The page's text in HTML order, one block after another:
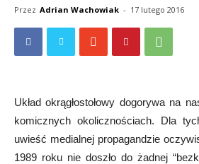
Przez Adrian Wachowiak - 17 lutego 2016
Układ okrągłostołowy dogorywa na
komicznych okolicznościach. Dla
uwieść medialnej propagandzie
1989 roku nie doszło do żadnej